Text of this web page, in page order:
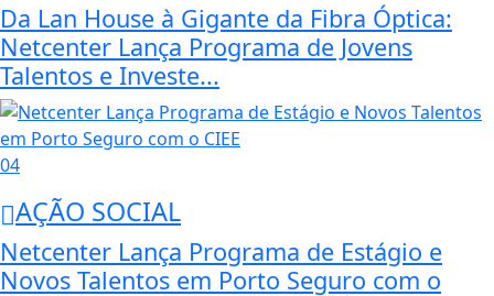
Da Lan House à Gigante da Fibra Óptica:
Netcenter Lança Programa de Jovens
Talentos e Investe...
04
AÇÃO SOCIAL
Netcenter Lança Programa de Estágio e
Novos Talentos em Porto Seguro com o